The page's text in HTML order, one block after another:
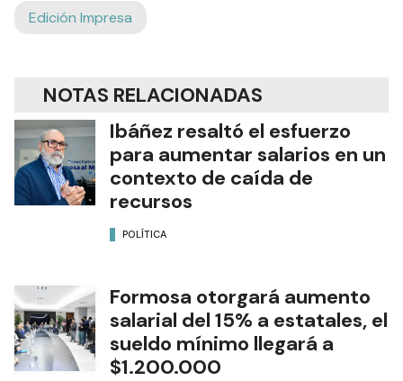
Edición Impresa
NOTAS RELACIONADAS
Ibáñez resaltó el esfuerzo
para aumentar salarios en un
contexto de caída de
recursos
POLÍTICA
Formosa otorgará aumento
salarial del 15% a estatales, el
sueldo mínimo llegará a
$1.200.000